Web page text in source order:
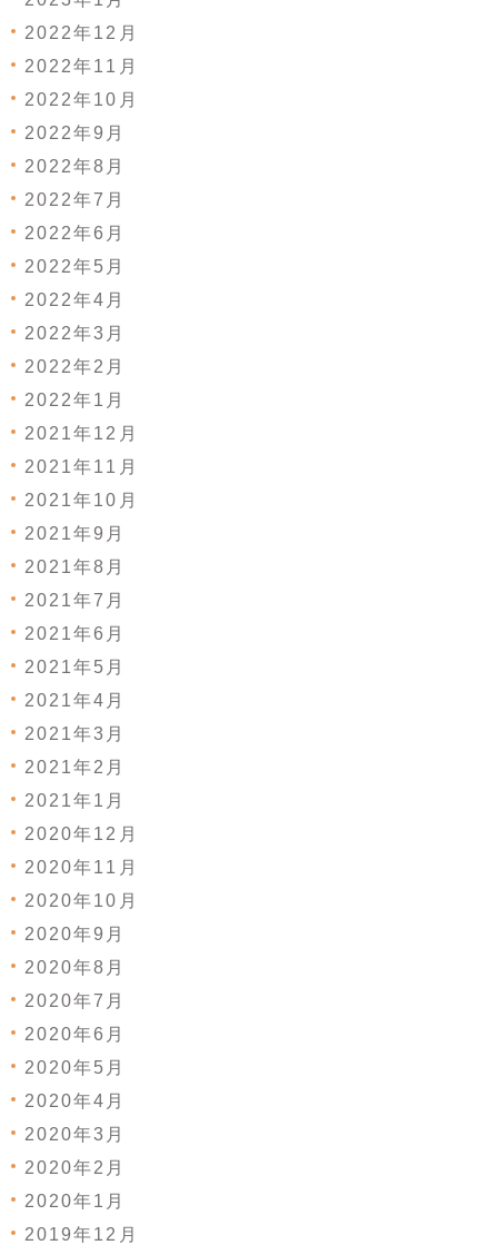
2022年12月
2022年11月
2022年10月
2022年9月
2022年8月
2022年7月
2022年6月
2022年5月
2022年4月
2022年3月
2022年2月
2022年1月
2021年12月
2021年11月
2021年10月
2021年9月
2021年8月
2021年7月
2021年6月
2021年5月
2021年4月
2021年3月
2021年2月
2021年1月
2020年12月
2020年11月
2020年10月
2020年9月
2020年8月
2020年7月
2020年6月
2020年5月
2020年4月
2020年3月
2020年2月
2020年1月
2019年12月